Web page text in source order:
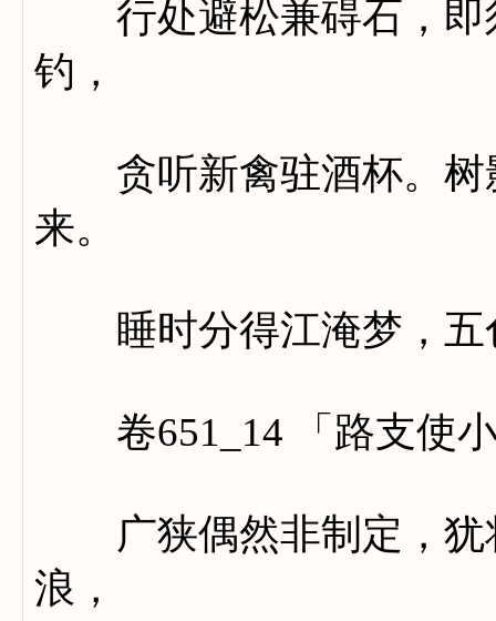
行处避松兼碍石，即
钓，
贪听新禽驻酒杯。树
来。
睡时分得江淹梦，五
卷651_14 「路支使
广狭偶然非制定，犹
浪，